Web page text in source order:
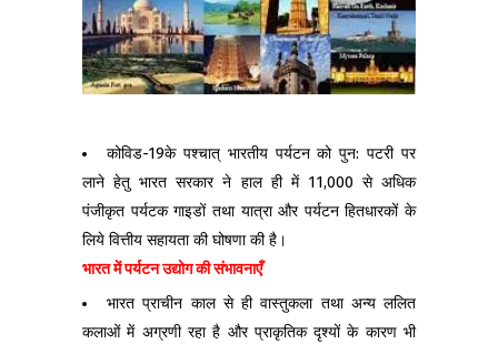
कोविड-19के पश्चात् भारतीय पर्यटन को पुन: पटरी पर
लाने हेतु भारत सरकार ने हाल ही में 11,000 से अधिक
पंजीकृत पर्यटक गाइडों तथा यात्रा और पर्यटन हितधारकों के
लिये वित्तीय सहायता की घोषणा की है।
भारत में पर्यटन उद्योग की संभावनाएँ
भारत प्राचीन काल से ही वास्तुकला तथा अन्य ललित
कलाओं में अग्रणी रहा है और प्राकृतिक दृश्यों के कारण भी